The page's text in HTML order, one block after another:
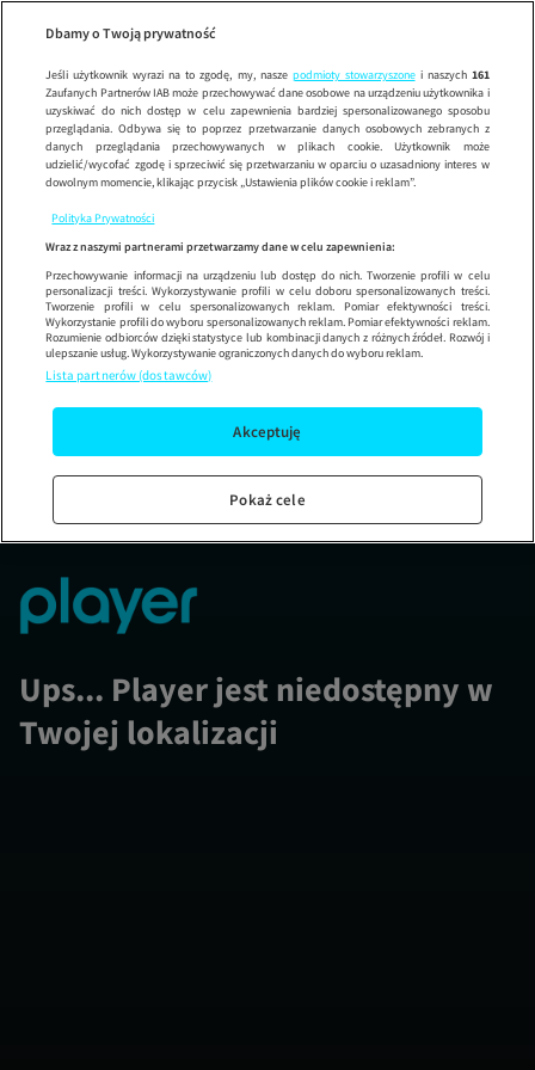
Wypróbuj aplikację mobilną
Korzystaj z łatwiejszej nawigacji i ciesz się szybszym
Ups... Player jest niedostępny w
Twojej lokalizacji
Dbamy o Twoją prywatność
Jeśli użytkownik wyrazi na to zgodę, my, nasze podmioty stowarzyszonei naszych 161
Zaufanych Partnerów IAB może przechowywać dane osobowe na urządzeniu użytkownika i
uzyskiwać do nich dostęp w celu zapewnienia bardziej spersonalizowanego sposobu
przeglądania. Odbywa się to poprzez przetwarzanie danych osobowych zebranych z
danych przeglądania przechowywanych w plikach cookie. Użytkownik może
udzielić/wycofać zgodę i sprzeciwić się przetwarzaniu w oparciu o uzasadniony interes w
dowolnym momencie, klikając przycisk „Ustawienia plików cookie i reklam”.
Polityka Prywatności
Wraz z naszymi partnerami przetwarzamy dane w celu zapewnienia:
Przechowywanie informacji na urządzeniu lub dostęp do nich. Tworzenie profili w celu
personalizacji treści. Wykorzystywanie profili w celu doboru spersonalizowanych treści.
Tworzenie profili w celu spersonalizowanych reklam. Pomiar efektywności treści.
Wykorzystanie profili do wyboru spersonalizowanych reklam. Pomiar efektywności reklam.
Rozumienie odbiorców dzięki statystyce lub kombinacji danych z różnych źródeł. Rozwój i
ulepszanie usług. Wykorzystywanie ograniczonych danych do wyboru reklam.
Lista partnerów (dostawców)
Akceptuję
Pokaż cele